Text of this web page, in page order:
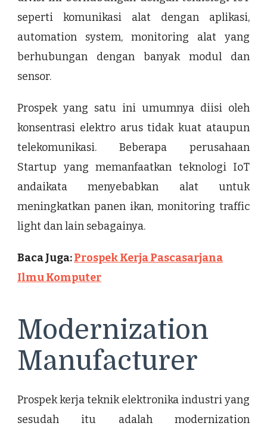
seperti komunikasi alat dengan aplikasi,
automation system, monitoring alat yang
berhubungan dengan banyak modul dan
sensor.
Prospek yang satu ini umumnya diisi oleh
konsentrasi elektro arus tidak kuat ataupun
telekomunikasi. Beberapa perusahaan
Startup yang memanfaatkan teknologi IoT
andaikata menyebabkan alat untuk
meningkatkan panen ikan, monitoring traffic
light dan lain sebagainya.
Baca Juga:Prospek Kerja Pascasarjana
Ilmu Komputer
Modernization
Manufacturer
Prospek kerja teknik elektronika industri yang
sesudah itu adalah modernization